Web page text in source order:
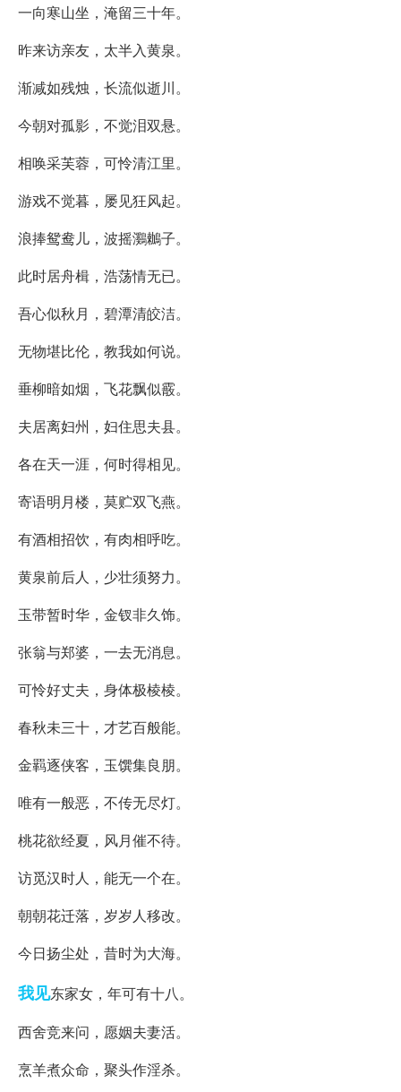
一向寒山坐，淹留三十年。
昨来访亲友，太半入黄泉。
渐减如残烛，长流似逝川。
今朝对孤影，不觉泪双悬。
相唤采芙蓉，可怜清江里。
游戏不觉暮，屡见狂风起。
浪捧鸳鸯儿，波摇鸂鶒子。
此时居舟楫，浩荡情无已。
吾心似秋月，碧潭清皎洁。
无物堪比伦，教我如何说。
垂柳暗如烟，飞花飘似霰。
夫居离妇州，妇住思夫县。
各在天一涯，何时得相见。
寄语明月楼，莫贮双飞燕。
有酒相招饮，有肉相呼吃。
黄泉前后人，少壮须努力。
玉带暂时华，金钗非久饰。
张翁与郑婆，一去无消息。
可怜好丈夫，身体极棱棱。
春秋未三十，才艺百般能。
金羁逐侠客，玉馔集良朋。
唯有一般恶，不传无尽灯。
桃花欲经夏，风月催不待。
访觅汉时人，能无一个在。
朝朝花迁落，岁岁人移改。
今日扬尘处，昔时为大海。
我见东家女，年可有十八。
西舍竞来问，愿姻夫妻活。
烹羊煮众命，聚头作淫杀。